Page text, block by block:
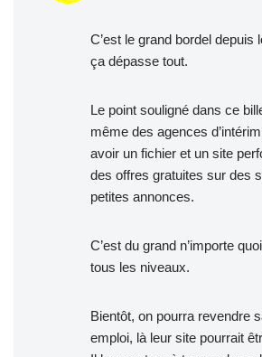
C’est le grand bordel depuis
ça dépasse tout.
Le point souligné dans ce
même des agences
avoir un fichier et un site
des offres gratuites sur des
petites annonces.
C’est du grand n’importe
tous les niveaux.
Bientôt, on pourra revendre
emploi, là leur site pourrait